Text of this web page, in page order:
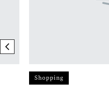
previous element
Shopping